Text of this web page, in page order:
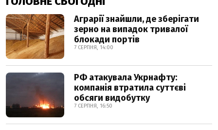
Аграрії знайшли, де зберігати
зерно на випадок тривалої
блокади портів
7 СЕРПНЯ, 14:00
РФ атакувала Укрнафту:
компанія втратила суттєві
обсяги видобутку
7 СЕРПНЯ, 16:50